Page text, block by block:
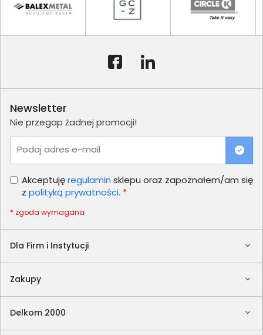
Dla Firm i Instytucji
Zakupy
Delkom 2000
Newsletter
Nie przegap żadnej promocji!
Podaj adres e-mail
Akceptujęregulamin sklepu oraz zapoznałem/am się
z polityką prywatności. *
* zgoda wymagana